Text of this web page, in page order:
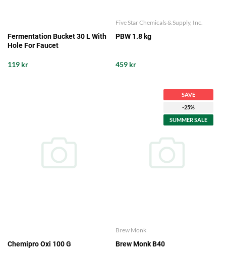
Fermentation Bucket 30 L With
Hole For Faucet
119 kr
Five Star Chemicals & Supply, Inc.
PBW 1.8 kg
459 kr
Chemipro Oxi 100 G
SAVE
-25%
SUMMER SALE
Brew Monk
Brew Monk B40